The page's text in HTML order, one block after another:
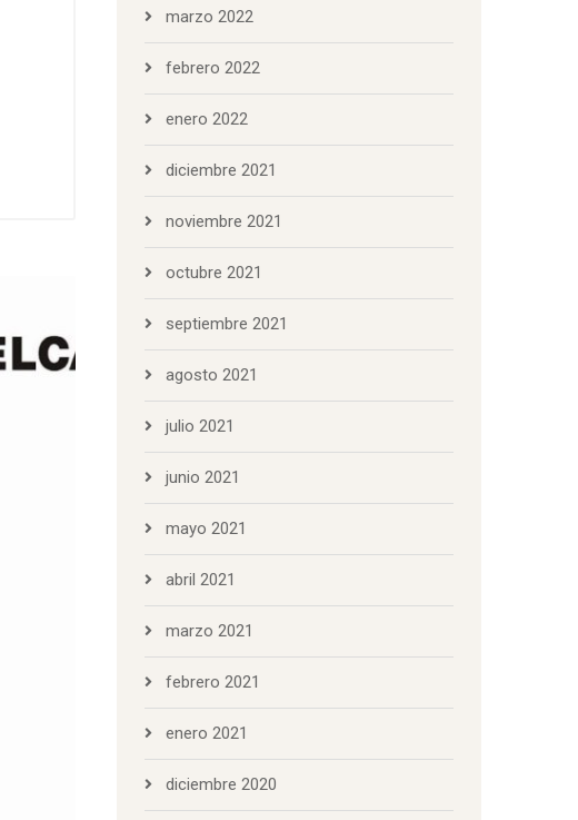
marzo 2022
febrero 2022
enero 2022
diciembre 2021
noviembre 2021
octubre 2021
septiembre 2021
agosto 2021
julio 2021
junio 2021
mayo 2021
abril 2021
marzo 2021
febrero 2021
enero 2021
diciembre 2020